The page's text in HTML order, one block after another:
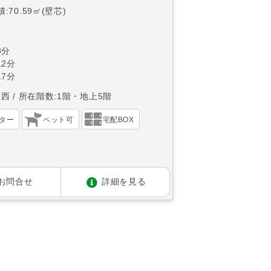
:70.59㎡(壁芯)
分
分
所在階数:1階・地上5階
ー ペット可 宅配BOX
問合せ 詳細を見る